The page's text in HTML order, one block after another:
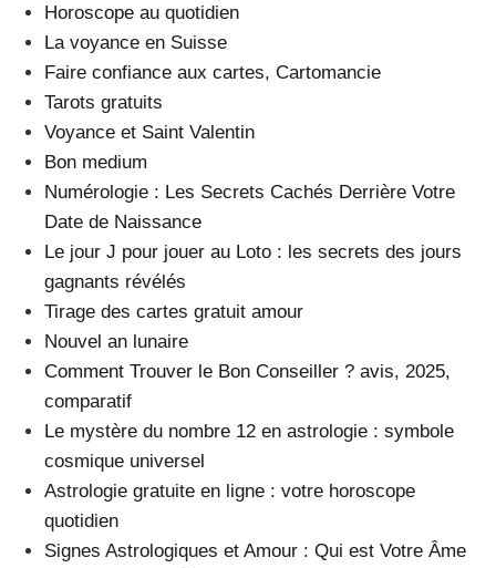
Horoscope au quotidien
La voyance en Suisse
Faire confiance aux cartes, Cartomancie
Tarots gratuits
Voyance et Saint Valentin
Bon medium
Numérologie : Les Secrets Cachés Derrière Votre
Date de Naissance
Le jour J pour jouer au Loto : les secrets des jours
gagnants révélés
Tirage des cartes gratuit amour
Nouvel an lunaire
Comment Trouver le Bon Conseiller ? avis, 2025,
comparatif
Le mystère du nombre 12 en astrologie : symbole
cosmique universel
Astrologie gratuite en ligne : votre horoscope
quotidien
Signes Astrologiques et Amour : Qui est Votre Âme